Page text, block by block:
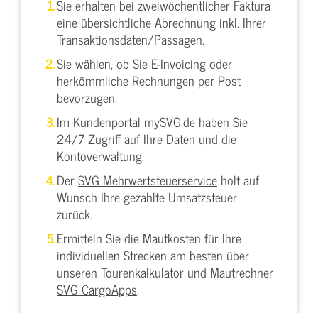
Sie erhalten bei zweiwöchentlicher Faktura
eine übersichtliche Abrechnung inkl. Ihrer
Transaktionsdaten/Passagen.
Sie wählen, ob Sie E-Invoicing oder
herkömmliche Rechnungen per Post
bevorzugen.
Im Kundenportal mySVG.de haben Sie
24/7 Zugriff auf Ihre Daten und die
Kontoverwaltung.
DerSVG Mehrwertsteuerservice holt auf
Wunsch Ihre gezahlte Umsatzsteuer
zurück.
Ermitteln Sie die Mautkosten für Ihre
individuellen Strecken am besten über
unseren Tourenkalkulator und Mautrechner
SVG CargoApps.